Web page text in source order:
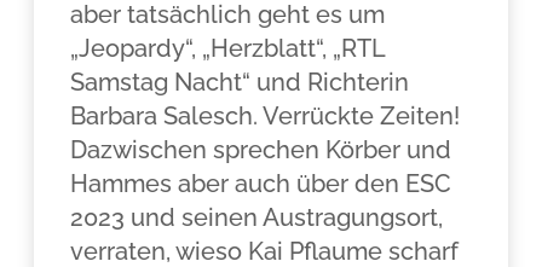
aber tatsächlich geht es um
„Jeopardy“, „Herzblatt“, „RTL
Samstag Nacht“ und Richterin
Barbara Salesch. Verrückte Zeiten!
Dazwischen sprechen Körber und
Hammes aber auch über den ESC
2023 und seinen Austragungsort,
verraten, wieso Kai Pflaume scharf